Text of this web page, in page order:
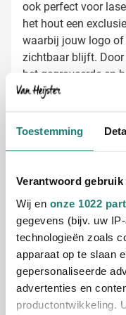
Toestemming
Verantwoord gebruik
Wij en onze 1022
gegevens (bijv. uw
technologieën zoals
apparaat op te slaan
gepersonaliseerde
advertenties en
productontwikkeling.
ook perfect voor
het hout een
waarbij jouw logo
zichtbaar blijft.
het gegraveerde en
merk op een
Memohouders
Bij Van Heijster
deze houten
Bedrukking met je
Luxe
Toevoeging van
Gratis digitaal
memohouder
Benieuwd hoe jouw